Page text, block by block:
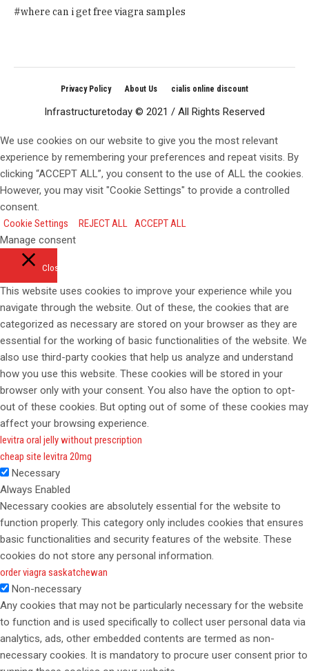
where can i get free viagra samples
Privacy Policy About Us cialis online discount
Infrastructuretoday © 2021 / All Rights Reserved
We use cookies on our website to give you the most relevant
experience by remembering your preferences and repeat visits. By
clicking “ACCEPT ALL”, you consent to the use of ALL the cookies.
However, you may visit "Cookie Settings" to provide a controlled
consent.
Cookie Settings
REJECT ALL ACCEPT ALL
Manage consent
Close
This website uses cookies to improve your experience while you
navigate through the website. Out of these, the cookies that are
categorized as necessary are stored on your browser as they are
essential for the working of basic functionalities of the website. We
also use third-party cookies that help us analyze and understand
how you use this website. These cookies will be stored in your
browser only with your consent. You also have the option to opt-
out of these cookies. But opting out of some of these cookies may
affect your browsing experience.
levitra oral jelly without prescription
cheap site levitra 20mg
Necessary
Always Enabled
Necessary cookies are absolutely essential for the website to
function properly. This category only includes cookies that ensures
basic functionalities and security features of the website. These
cookies do not store any personal information.
order viagra saskatchewan
Non-necessary
Any cookies that may not be particularly necessary for the website
to function and is used specifically to collect user personal data via
analytics, ads, other embedded contents are termed as non-
necessary cookies. It is mandatory to procure user consent prior to